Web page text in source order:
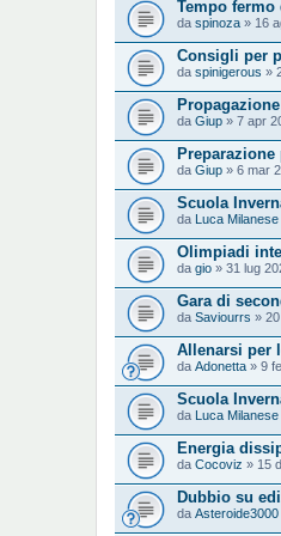
Tempo fermo
da spinoza » 16
Consigli per
da spinigerous »
da Giup » 7 apr
da Giup » 6 mar
Scuola
da Luca Milanese
Olimpiadi
da gio » 31 lug
Gara di
da Saviourrs »
Allenarsi per
da Adonetta » 9
Scuola
da Luca Milanese
Energia
da Cocoviz » 15
Dubbio su
da Asteroide3000